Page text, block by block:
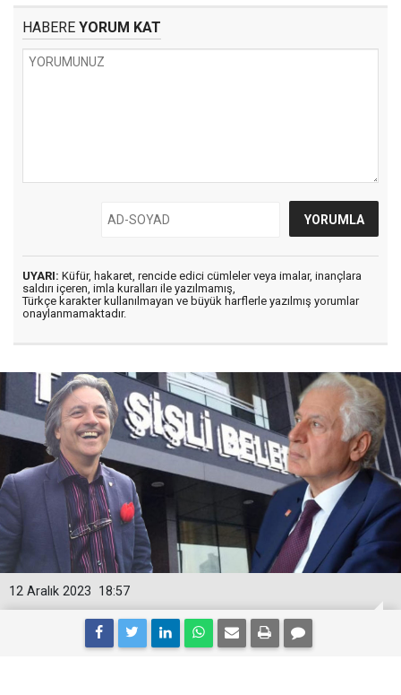
HABERE YORUM KAT
UYARI: Küfür, hakaret, rencide edici cümleler veya imalar, inançlara
saldırı içeren, imla kuralları ile yazılmamış,
Türkçe karakter kullanılmayan ve büyük harflerle yazılmış yorumlar
onaylanmamaktadır.
18:57
12 Aralık 2023